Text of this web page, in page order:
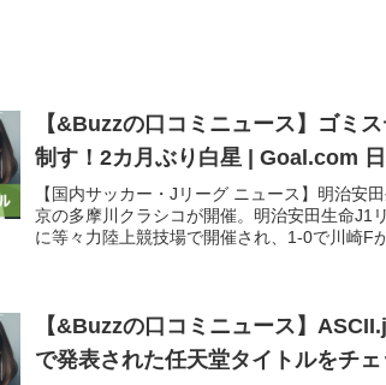
【&Buzzの口コミニュース】ゴミ
制す！2カ月ぶり白星 | Goal.com
【国内サッカー・Jリーグ ニュース】明治安
京の多摩川クラシコが開催。明治安田生命J1
に等々力陸上競技場で開催され、1-0で川崎F
【&Buzzの口コミニュース】
で発表された任天堂タイトルをチェ